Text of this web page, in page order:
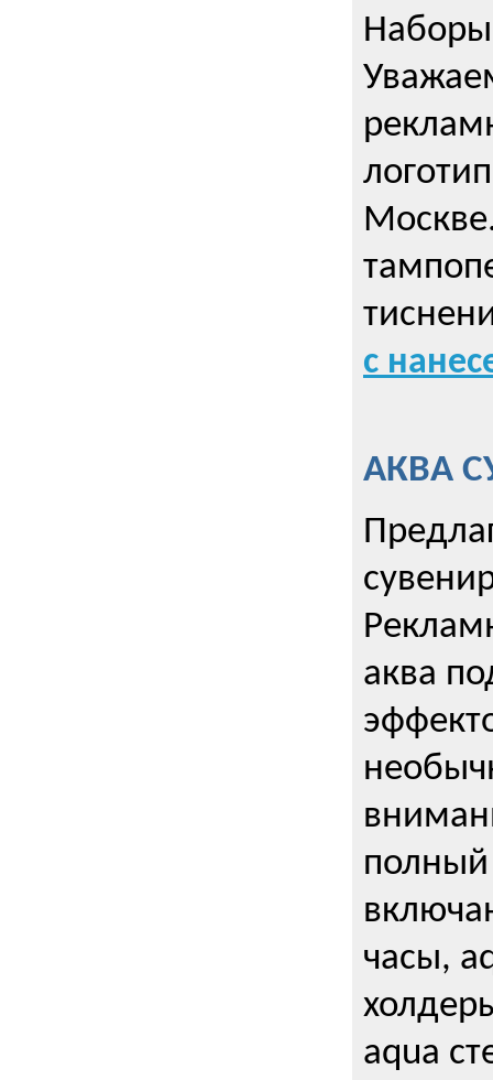
с
АКВА
аква
полный
часы,
aqua